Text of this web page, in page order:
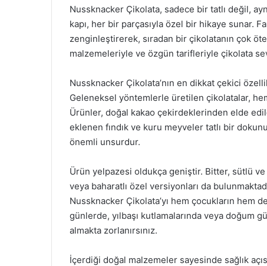
Nussknacker Çikolata, sadece bir tatlı değil,
kapı, her bir parçasıyla özel bir hikaye sunar.
zenginleştirerek, sıradan bir çikolatanın çok
malzemeleriyle ve özgün tarifleriyle çikolata
Nussknacker Çikolata’nın en dikkat çekici
Geleneksel yöntemlerle üretilen çikolatalar,
Ürünler, doğal kakao çekirdeklerinden elde
eklenen fındık ve kuru meyveler tatlı bir
önemli unsurdur.
Ürün yelpazesi oldukça geniştir. Bitter, sütlü ve
veya baharatlı özel versiyonları da
Nussknacker Çikolata’yı hem çocukların
günlerde, yılbaşı kutlamalarında veya doğum
almakta zorlanırsınız.
İçerdiği doğal malzemeler sayesinde sağlık